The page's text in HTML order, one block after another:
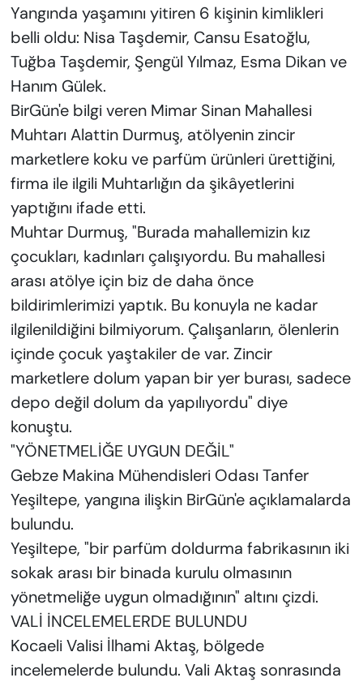
Yangında yaşamını yitiren 6 kişinin kimlikleri
belli oldu: Nisa Taşdemir, Cansu Esatoğlu,
Tuğba Taşdemir, Şengül Yılmaz, Esma Dikan ve
Hanım Gülek.
BirGün'e bilgi veren Mimar Sinan Mahallesi
Muhtarı Alattin Durmuş, atölyenin zincir
marketlere koku ve parfüm ürünleri ürettiğini,
firma ile ilgili Muhtarlığın da şikâyetlerini
yaptığını ifade etti.
Muhtar Durmuş, "Burada mahallemizin kız
çocukları, kadınları çalışıyordu. Bu mahallesi
arası atölye için biz de daha önce
bildirimlerimizi yaptık. Bu konuyla ne kadar
ilgilenildiğini bilmiyorum. Çalışanların, ölenlerin
içinde çocuk yaştakiler de var. Zincir
marketlere dolum yapan bir yer burası, sadece
depo değil dolum da yapılıyordu" diye
konuştu.
"YÖNETMELİĞE UYGUN DEĞİL"
Gebze Makina Mühendisleri Odası Tanfer
Yeşiltepe, yangına ilişkin BirGün'e açıklamalarda
bulundu.
Yeşiltepe, "bir parfüm doldurma fabrikasının iki
sokak arası bir binada kurulu olmasının
yönetmeliğe uygun olmadığının" altını çizdi.
VALİ İNCELEMELERDE BULUNDU
Kocaeli Valisi İlhami Aktaş, bölgede
incelemelerde bulundu. Vali Aktaş sonrasında